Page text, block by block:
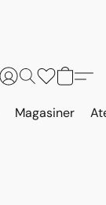
Magasiner